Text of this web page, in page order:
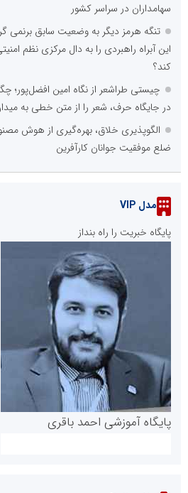
سهامداران در سراسر کشور
تنگه هرمز دیگر به وضعیت سابق برنمی
این آبراه راهبردی را به دال مرکزی نظم
کند؟
چیستی طراشعر از نگاه امین افضل‌پور؛
در جایگاه حرف، شعر را از متن خطی به
الگوپذیری خلاق، بهره‌گیری از هوش
ضلع موفقیت جوانان کارآفرین
مدل VIP
پایگاه خبریت را راه بنداز
پایگاه آموزشی احمد باقری